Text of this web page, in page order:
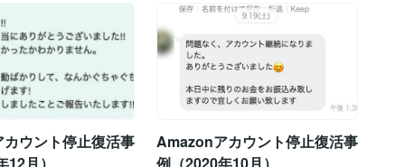
られないほど悩んだあげ
相談し、彼が取った行動
に考え助けてくれた…で
爆笑してましたね。「な
ゃおもろいやん。垢バン
！ええよ、なんか出来る
だと、本気でわらってま
し、
方これら3つ、記載すれば、何のことはな
い当たり前のことですよね？そうなんで
す、当たり前のことをすれば、アカウン
ト再開は可能なんです。（確かに、改善
計画書には、書くコツはありますが…）
しかし、Amazonのアカウントサスペ
ンドになると大抵の方は、通常の精神状
前”を、焦りからすっぽかし、改善計画書
ではなく、反省
ため、その情報を取得す
使用するための環境リソ
ージメントしないとなら
よね。
ば、可能な範囲でデータ取得のお手伝い
します。とはいっても、せいぜい50商品
程度ですが…ヤフオク出品用データへ変
換し、納品します。
ウント停止復活事
Amazonアカウント停止復活事